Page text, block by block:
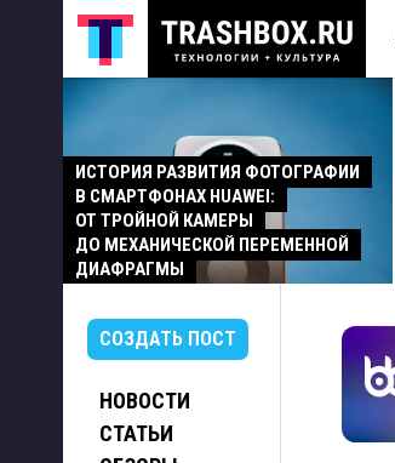
ИСТОРИЯ РАЗВИТИЯ ФОТОГРАФИИ
В СМАРТФОНАХ HUAWEI:
ОТ ТРОЙНОЙ КАМЕРЫ
ДО МЕХАНИЧЕСКОЙ ПЕРЕМЕННОЙ
ДИАФРАГМЫ
СОЗДАТЬ ПОСТ
НОВОСТИ
СТАТЬИ